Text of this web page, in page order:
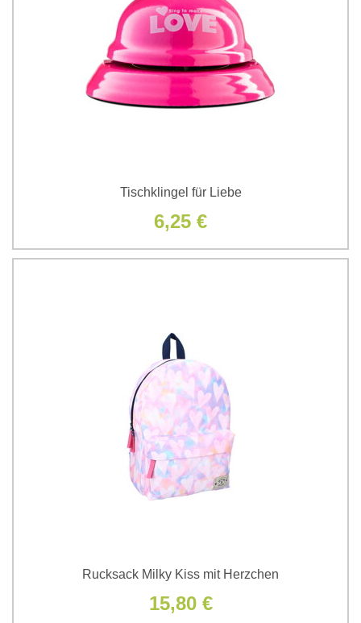
Tischklingel für Liebe
6,25 €
Rucksack Milky Kiss mit Herzchen
15,80 €